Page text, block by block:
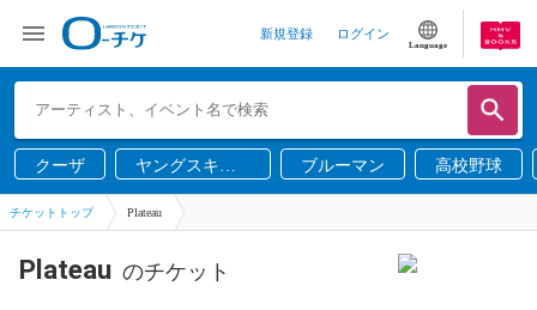
新規登録 ログイン
Language
クーザ
ヤングスキニ
ー
ブルーマン 高校野球
チケットトップ Plateau
Plateau のチケット